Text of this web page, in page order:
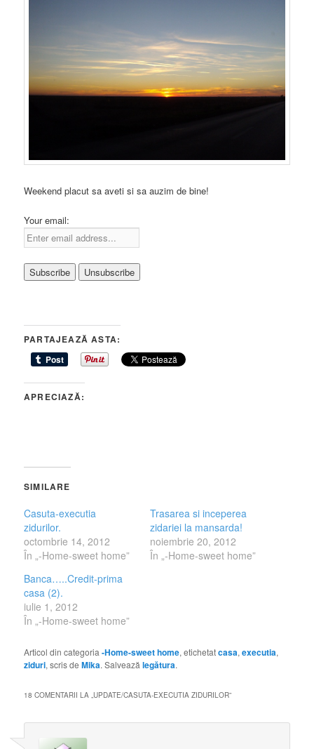
Weekend placut sa aveti si sa auzim de bine!
Your email:
PARTAJEAZĂ ASTA:
APRECIAZĂ:
SIMILARE
Casuta-executia
zidurilor.
octombrie 14, 2012
În „-Home-sweet home”
Trasarea si inceperea
zidariei la mansarda!
noiembrie 20, 2012
În „-Home-sweet home”
Banca…..Credit-prima
casa (2).
iulie 1, 2012
În „-Home-sweet home”
Articol din categoria-Home-sweet home, etichetatcasa,executia,
ziduri, scris deMika. Salveazălegătura.
18 COMENTARII LA „UPDATE/CASUTA-EXECUTIA ZIDURILOR”